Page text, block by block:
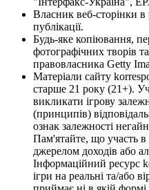
Власник веб-сторінки в
публікації.
Будь-яке копіювання,
фотографічних творів
правовласника Getty
Матеріали сайту
старше 21 року (21+).
викликати ігрову
(принципів)
ознак залежності
Пам'ятайте, що участь в
джерелом доходів або
Інформаційний ресурс
ігри на реальні та/або